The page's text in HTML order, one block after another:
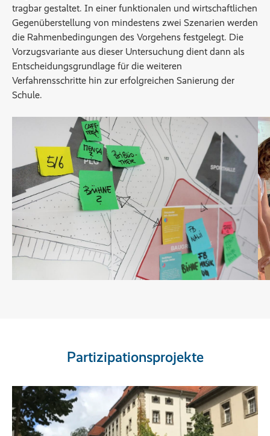
tragbar gestaltet. In einer funktionalen und wirtschaftlichen
Gegenüberstellung von mindestens zwei Szenarien werden
die Rahmenbedingungen des Vorgehens festgelegt. Die
Vorzugsvariante aus dieser Untersuchung dient dann als
Entscheidungsgrundlage für die weiteren
Verfahrensschritte hin zur erfolgreichen Sanierung der
Schule.
Partizipationsprojekte